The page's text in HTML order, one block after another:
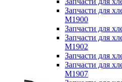
Запчасти для
M1900
Запчасти для
Запчасти для
M1902
Запчасти для
Запчасти для
M1907